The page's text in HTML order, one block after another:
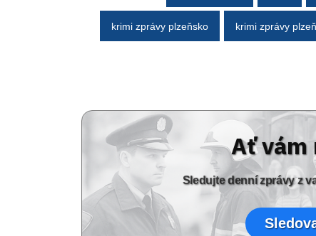
krimi zprávy plzeňsko krimi zprávy plzeň
Ať vám
Sledujte denní zprávy z